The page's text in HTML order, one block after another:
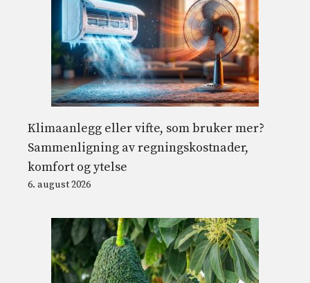
Klimaanlegg eller vifte, som bruker mer?
Sammenligning av regningskostnader,
komfort og ytelse
6. august 2026